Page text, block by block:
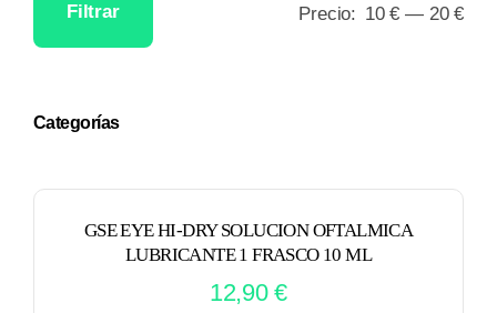
Filtrar Precio: 10 € — 20 €
Categorías
GSE EYE HI-DRY SOLUCION OFTALMICA
LUBRICANTE 1 FRASCO 10 ML
12,90€